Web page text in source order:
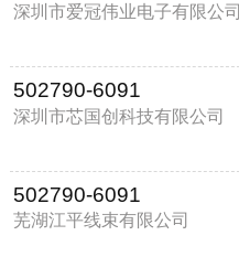
深圳市爱冠伟业电子有限公司
502790-6091
深圳市芯国创科技有限公司
502790-6091
芜湖江平线束有限公司